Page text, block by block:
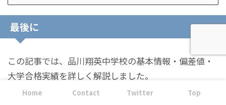
最後に
この記事では、品川翔英中学校の基本情報・偏差値・
大学合格実績を詳しく解説しました。
このサイトでは、数多くの中高一貫校の詳細情報を掲
Home Contact Twitter Top